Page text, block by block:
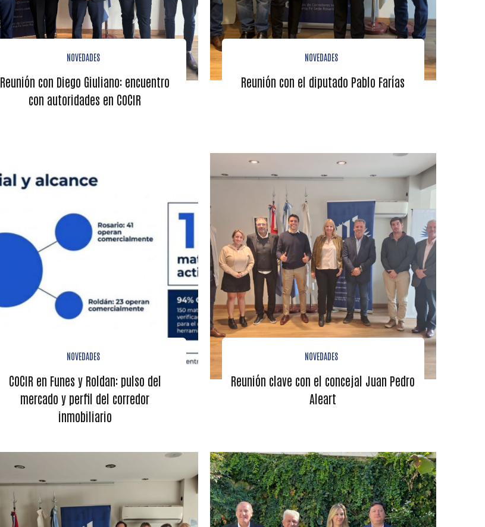
NOVEDADES
Reunión con Diego Giuliano: encuentro
con autoridades en COCIR
NOVEDADES
Reunión con el diputado Pablo Farías
NOVEDADES
COCIR en Funes y Roldan: pulso del
mercado y perfil del corredor
inmobiliario
NOVEDADES
Reunión clave con el concejal Juan Pedro
Aleart